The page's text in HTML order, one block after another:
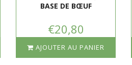
BASE DE BŒUF
€20,80
AJOUTER AU PANIER